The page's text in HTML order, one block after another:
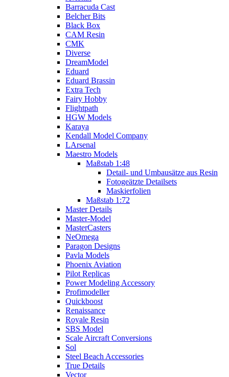
Barracuda Cast
Belcher Bits
Black Box
CAM Resin
CMK
Diverse
DreamModel
Eduard
Eduard Brassin
Extra Tech
Fairy Hobby
Flightpath
HGW Models
Karaya
Kendall Model Company
LArsenal
Maestro Models
Maßstab 1:48
Detail- und Umbausätze aus Resin
Fotogeätzte Detailsets
Maskierfolien
Maßstab 1:72
Master Details
Master-Model
MasterCasters
NeOmega
Paragon Designs
Pavla Models
Phoenix Aviation
Pilot Replicas
Power Modeling Accessory
Profimodeller
Quickboost
Renaissance
Royale Resin
SBS Model
Scale Aircraft Conversions
Sol
Steel Beach Accessories
True Details
Vector